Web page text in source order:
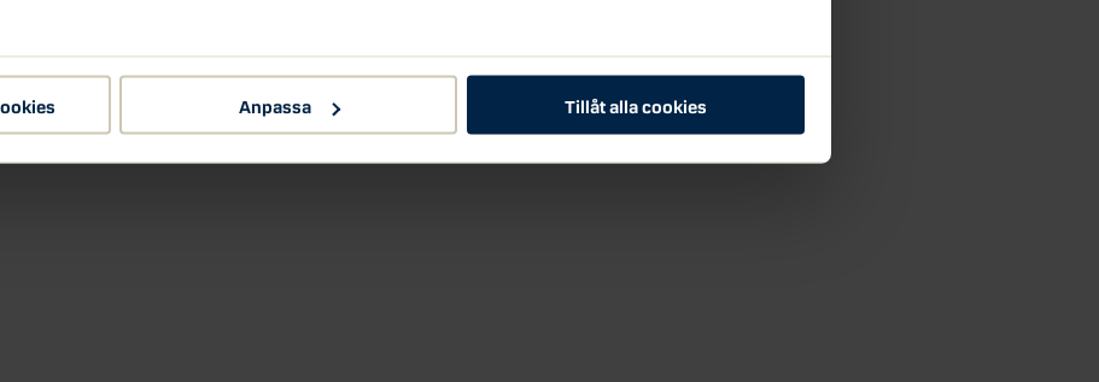
Anpassa Tillåt alla cookies